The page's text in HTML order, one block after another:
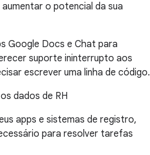
o potencial da sua
Google Docs e Chat para
suporte ininterrupto aos
escrever uma linha de código.
dados de RH
apps e sistemas de registro,
para resolver tarefas